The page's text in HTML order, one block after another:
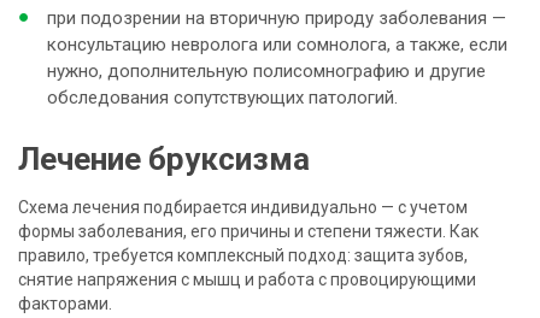
при подозрении на вторичную природу заболевания —
консультацию невролога или сомнолога, а также, если
нужно, дополнительную полисомнографию и другие
обследования сопутствующих патологий.
Лечение бруксизма
Схема лечения подбирается индивидуально — с учетом
формы заболевания, его причины и степени тяжести. Как
правило, требуется комплексный подход: защита зубов,
снятие напряжения с мышц и работа с провоцирующими
факторами.